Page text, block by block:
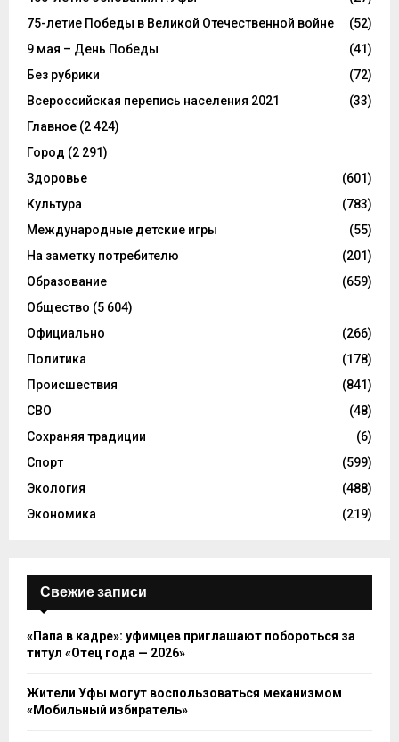
75-летие Победы в Великой Отечественной войне
(52)
9 мая – День Победы
(41)
Без рубрики
(72)
Всероссийская перепись населения 2021
(33)
Главное (2 424)
Город (2 291)
Здоровье
(601)
Культура
(783)
Международные детские игры
(55)
На заметку потребителю
(201)
Образование
(659)
Общество (5 604)
Официально
(266)
Политика
(178)
Происшествия
(841)
СВО
(48)
Сохраняя традиции
(6)
Спорт
(599)
Экология
(488)
Экономика
(219)
Свежие записи
«Папа в кадре»: уфимцев приглашают побороться за
титул «Отец года — 2026»
Жители Уфы могут воспользоваться механизмом
«Мобильный избиратель»